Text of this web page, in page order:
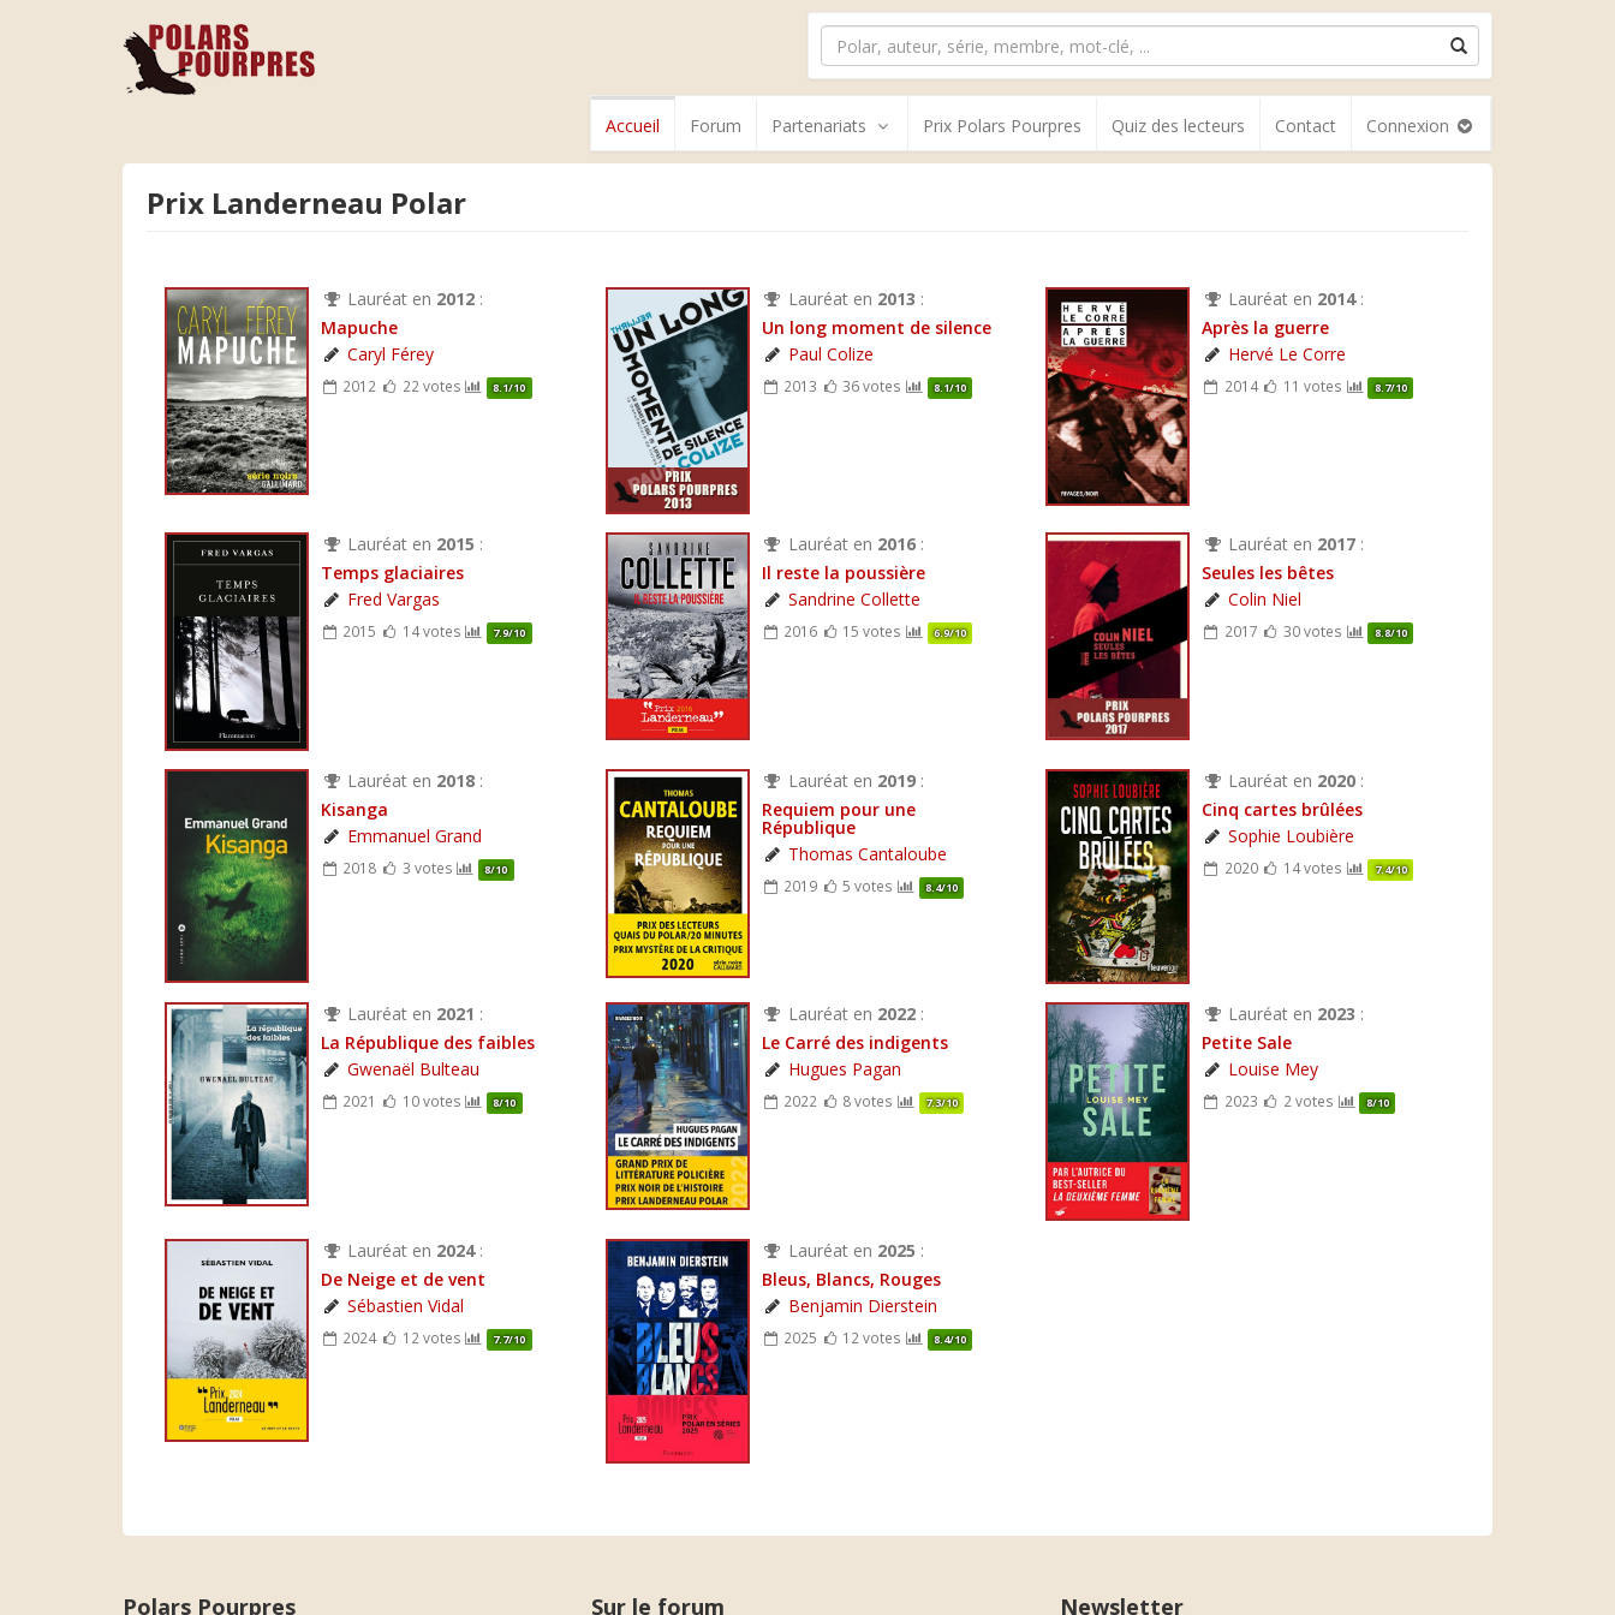
Accueil Forum Partenariats Prix Polars Pourpres Quiz des lecteurs Contact Connexion
Prix Landerneau Polar
Lauréat en 2012 :
Mapuche
Caryl Férey
2012 22 votes 8.1/10
Lauréat en 2013 :
Un long moment de silence
Paul Colize
2013 36 votes 8.1/10
Lauréat en 2014:
Après la guerre
Hervé Le Corre
2014 11 votes 8.7/10
Lauréat en 2015 :
Temps glaciaires
Fred Vargas
2015 14 votes 7.9/10
Lauréat en 2016:
Il reste la poussière
Sandrine Collette
2016 15 votes 6.9/10
Lauréat en 2017 :
Seules les bêtes
Colin Niel
2017 30 votes 8.8/10
Lauréat en 2018 :
Kisanga
Emmanuel Grand
2018 3 votes 8/10
Lauréat en 2019:
Requiem pour une
République
Thomas Cantaloube
2019 5 votes 8.4/10
Lauréat en 2020 :
Cinq cartes brûlées
Sophie Loubière
2020 14 votes 7.4/10
Lauréat en 2021 :
La République des faibles
Gwenaël Bulteau
2021 10 votes 8/10
Lauréat en 2022:
Le Carré des indigents
Hugues Pagan
2022 8 votes 7.3/10
Lauréat en 2023 :
Petite Sale
Louise Mey
2023 2 votes 8/10
Lauréat en 2024:
De Neige et de vent
Sébastien Vidal
2024 12 votes 7.7/10
Lauréat en 2025 :
Bleus, Blancs, Rouges
Benjamin Dierstein
2025 12 votes 8.4/10
Polars Pourpres Sur le forum Newsletter